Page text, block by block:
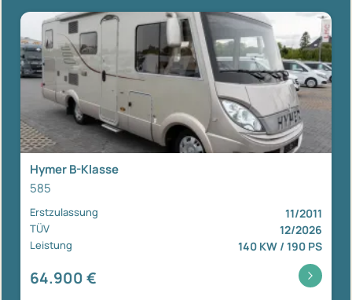
Hymer B-Klasse
585
Erstzulassung 11/2011
TÜV 12/2026
Leistung 140 KW / 190 PS
64.900 €